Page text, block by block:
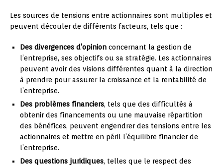
Les sources de tensions entre actionnaires sont multiples et
peuvent découler de différents facteurs, tels que :
Des divergences d’opinion concernant la gestion de
l’entreprise, ses objectifs ou sa stratégie. Les actionnaires
peuvent avoir des visions différentes quant à la direction
à prendre pour assurer la croissance et la rentabilité de
l’entreprise.
Des problèmes financiers, tels que des difficultés à
obtenir des financements ou une mauvaise répartition
des bénéfices, peuvent engendrer des tensions entre les
actionnaires et mettre en péril l’équilibre financier de
l’entreprise.
Des questions juridiques, telles que le respect des